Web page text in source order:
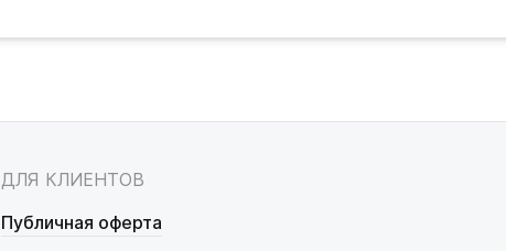
ДЛЯ КЛИЕНТОВ
Публичная оферта